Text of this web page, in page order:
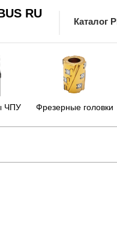
ЧПУ Фрезерные головки
RU
Каталог